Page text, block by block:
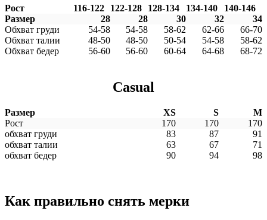
Рост 116-122 122-128 128-134 134-140
140-146
Размер
28 28 30 32
34
Обхват груди
54-58 54-58 58-62 62-66
66-70
Обхват талии
48-50 48-50 50-54 54-58
58-62
Обхват бедер
56-60 56-60 60-64 64-68 68-72
Casual
Размер XS S
M
Рост
170 170
170
обхват груди
83 87
91
обхват талии
63 67
71
обхват бедер
90 94 98
Как правильно снять мерки